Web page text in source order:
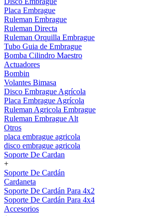
Placa Embrague
Ruleman Embrague
Ruleman Directa
Ruleman Orquilla Embrague
Tubo Guia de Embrague
Bomba Cilindro Maestro
Actuadores
Bombin
Volantes Bimasa
Disco Embrague Agrícola
Placa Embrague Agrícola
Ruleman Agricola Embrague
Ruleman Embrague Alt
Otros
placa embrague agricola
disco embrague agricola
Soporte De Cardan
+
Soporte De Cardán
Cardaneta
Soporte De Cardán Para 4x2
Soporte De Cardán Para 4x4
Accesorios